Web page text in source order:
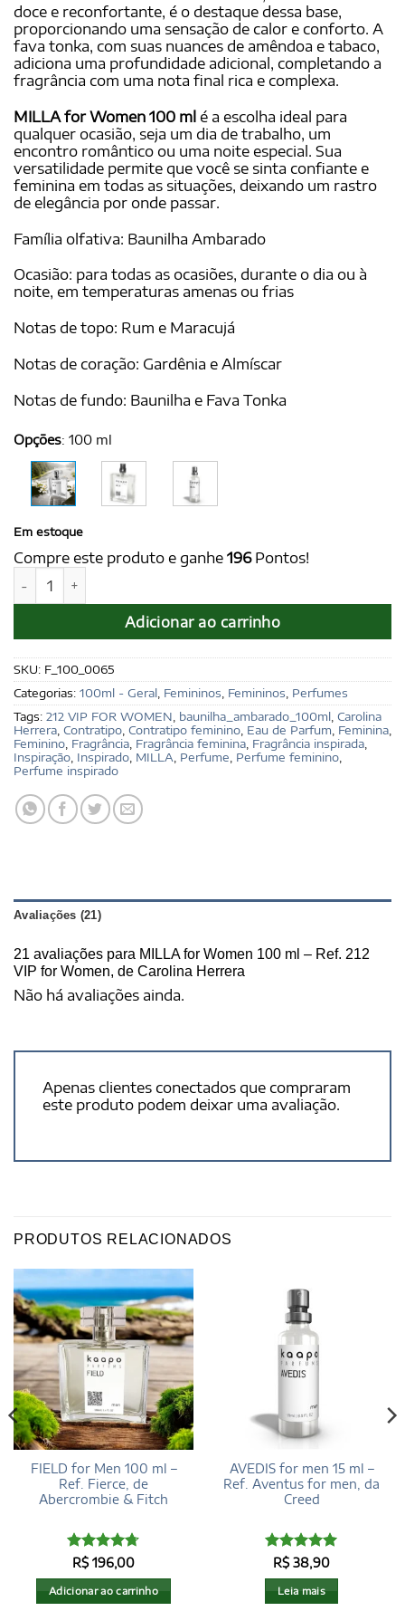
doce e reconfortante, é o destaque dessa base,
proporcionando uma sensação de calor e conforto. A
fava tonka, com suas nuances de amêndoa e tabaco,
adiciona uma profundidade adicional, completando a
fragrância com uma nota final rica e complexa.
MILLA for Women 100 ml é a escolha ideal para
qualquer ocasião, seja um dia de trabalho, um
encontro romântico ou uma noite especial. Sua
versatilidade permite que você se sinta confiante e
feminina em todas as situações, deixando um rastro
de elegância por onde passar.
Família olfativa: Baunilha Ambarado
Ocasião: para todas as ocasiões, durante o dia ou à
noite, em temperaturas amenas ou frias
Notas de topo: Rum e Maracujá
Notas de coração: Gardênia e Almíscar
Notas de fundo: Baunilha e Fava Tonka
Opções: 100 ml
Em estoque
Compre este produto e ganhe 196Pontos!
Adicionar ao carrinho
SKU: F_100_0065
Categorias: 100ml - Geral, Femininos, Femininos, Perfumes
Tags: 212 VIP FOR WOMEN, baunilha_ambarado_100ml, Carolina
Herrera, Contratipo, Contratipo feminino, Eau de Parfum, Feminina,
Feminino, Fragrância, Fragrância feminina, Fragrância inspirada,
Inspiração, Inspirado, MILLA, Perfume, Perfume feminino,
Perfume inspirado
Avaliações (21)
21 avaliações para MILLA for Women 100 ml – Ref. 212
VIP for Women, de Carolina Herrera
Não há avaliações ainda.
Apenas clientes conectados que compraram
este produto podem deixar uma avaliação.
PRODUTOS RELACIONADOS
FIELD for Men 100 ml –
Ref. Fierce, de
Abercrombie & Fitch
Avaliação
4.72de 5
R$196,00
Adicionar ao carrinho
AVEDIS for men 15 ml –
Ref. Aventus for men, da
Creed
Avaliação5
de 5
R$38,90
Leia mais